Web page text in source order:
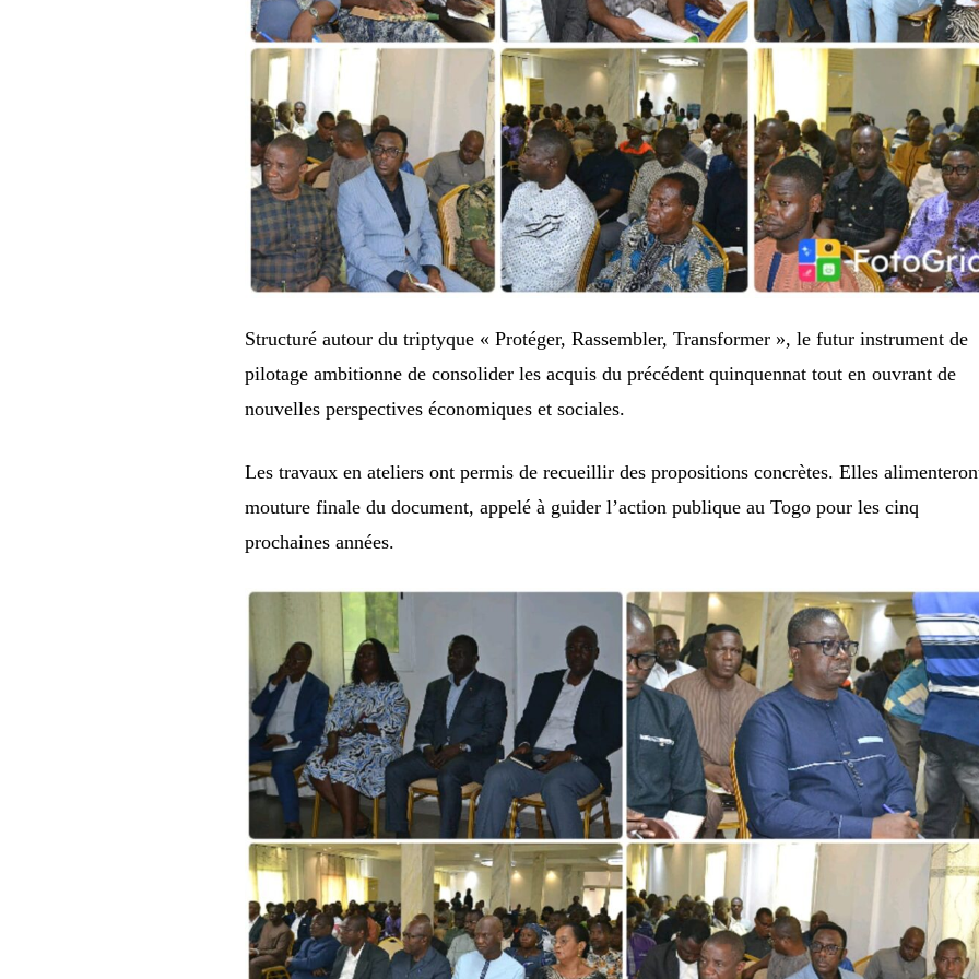
Structuré autour du triptyque « Protéger, Rassembler, Transformer », le futur instrument de
pilotage ambitionne de consolider les acquis du précédent quinquennat tout en ouvrant de
nouvelles perspectives économiques et sociales.
Les travaux en ateliers ont permis de recueillir des propositions concrètes. Elles
mouture finale du document, appelé à guider l’action publique au Togo pour les cinq
prochaines années.